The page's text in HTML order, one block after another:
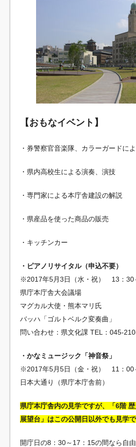
【おもなイベント】
・券警察官音楽隊、カラーガードに
・県内高校生による演奏、演技
・専門家による本庁舎建設の解説
・県産品を使った商品の販売
・キッチンカー
・ピアノリサイタル（申込不要）
※2017年5月3日（水・祝） 13：30
県庁本庁舎大会議場
マグカル大使・熊本マリ氏
バッハ「ゴルトベルク変奏曲」
問い合わせ：県文化課 TEL：045-
・かなミュージック「神音祭」
※2017年5月5日（金・祝） 11：00
日本大通り（県庁本庁舎前）
県庁本庁舎内の見学ですが、「6階
展望台」はこの公開日以外でも見学で
開庁日の8：30～17：15の間なら自